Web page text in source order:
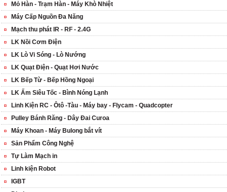
Mỏ Hàn - Trạm Hàn - Máy Khò Nhiệt
Máy Cấp Nguồn Đa Năng
Mạch thu phát IR - RF - 2.4G
LK Nồi Cơm Điện
LK Lò Vi Sóng - Lò Nướng
LK Quạt Điện - Quạt Hơi Nước
LK Bếp Từ - Bếp Hồng Ngoại
LK Ấm Siêu Tốc - Bình Nóng Lạnh
Linh Kiện RC - Ôtô -Tàu - Máy bay - Flycam - Quadcopter
Pulley Bánh Răng - Dây Đai Curoa
Máy Khoan - Máy Bulong bắt vít
Sản Phẩm Công Nghệ
Tự Làm Mạch in
Linh kiện Robot
IGBT